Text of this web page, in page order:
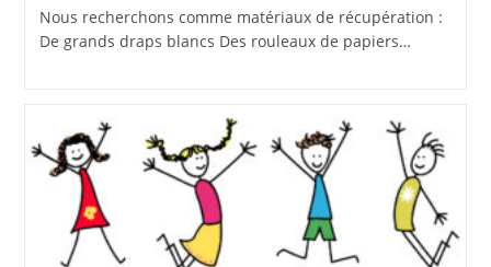
Nous recherchons comme matériaux de récupération :
De grands draps blancs Des rouleaux de papiers…